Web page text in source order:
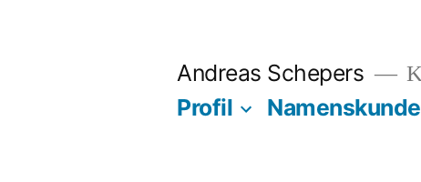
Andreas Schepers
Profil Namenskunde